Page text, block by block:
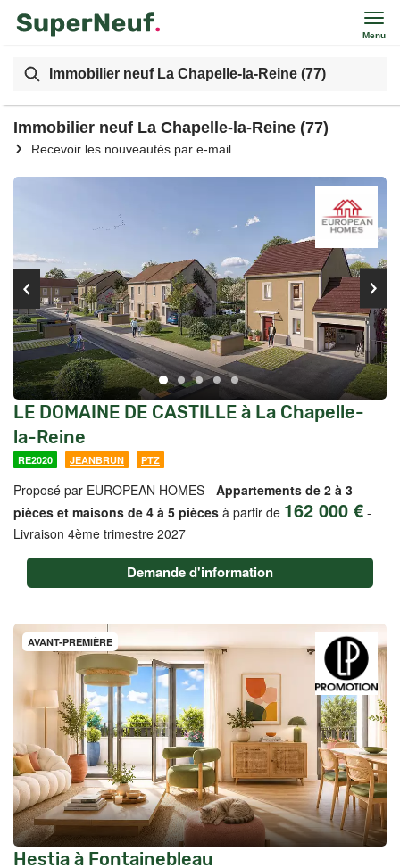
Menu
Immobilier neuf La Chapelle-la-Reine (77)
Immobilier neuf La Chapelle-la-Reine (77)
Recevoir les nouveautés par e-mail
LE DOMAINE DE CASTILLE à La Chapelle-
la-Reine
RE2020 JEANBRUN PTZ
Proposé par EUROPEAN HOMES - Appartements de 2 à 3
pièces et maisons de 4 à 5 pièces à partir de 162 000 € -
Livraison 4ème trimestre 2027
Demande d'information
AVANT-PREMIÈRE
Hestia à Fontainebleau